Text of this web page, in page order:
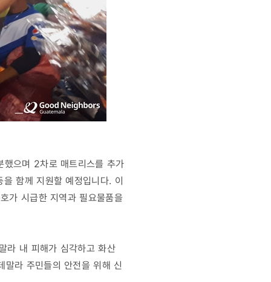
으며 2차로 매트리스를 추가
함께 지원할 예정입니다. 이
가 시급한 지역과 필요물품을
라 내 피해가 심각하고 화산
말라 주민들의 안전을 위해 신